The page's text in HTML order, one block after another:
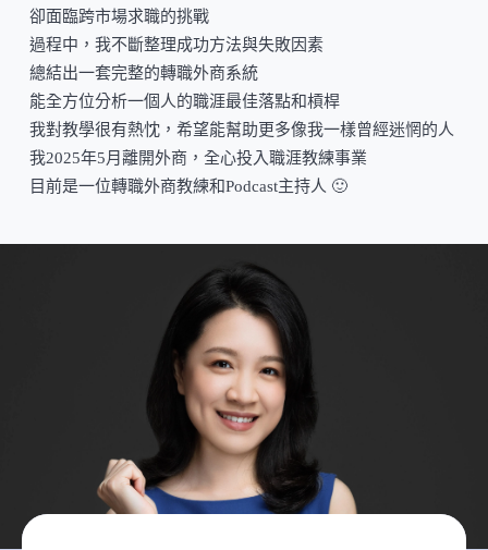
卻面臨跨市場求職的挑戰
過程中，我不斷整理成功方法與失敗因素
總結出一套完整的轉職外商系統
能全方位分析一個人的職涯最佳落點和槓桿
我對教學很有熱忱，希望能幫助更多像我一樣曾經迷惘的人
我2025年5月離開外商，全心投入職涯教練事業
目前是一位轉職外商教練和Podcast主持人 🙂